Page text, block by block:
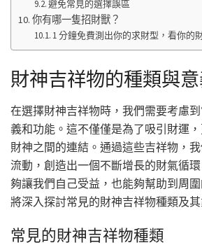
避免常見的選擇誤區
你有哪一隻招財獸？
1 分鐘免費測出你的求財型，看你的
財神吉祥物的種類與
在選擇財神吉祥物時，我們需要考慮
義和功能。這不僅僅是為了吸引財運
財神之間的連結。通過這些吉祥物，
流動，創造出一個不斷增長的財氣循
夠讓我們自己受益，也能夠幫助到周
將深入探討常見的財神吉祥物種類及其
常見的財神吉祥物種類